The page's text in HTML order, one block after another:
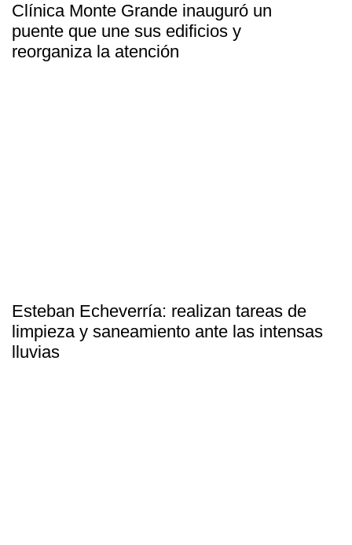
Clínica Monte Grande inauguró un
puente que une sus edificios y
reorganiza la atención
Esteban Echeverría: realizan tareas de
limpieza y saneamiento ante las intensas
lluvias